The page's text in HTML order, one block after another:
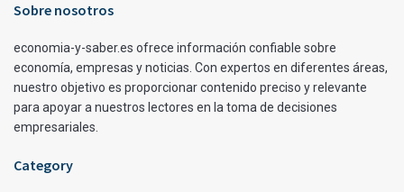
Sobre nosotros
economia-y-saber.es ofrece información confiable sobre
economía, empresas y noticias. Con expertos en diferentes áreas,
nuestro objetivo es proporcionar contenido preciso y relevante
para apoyar a nuestros lectores en la toma de decisiones
empresariales.
Category